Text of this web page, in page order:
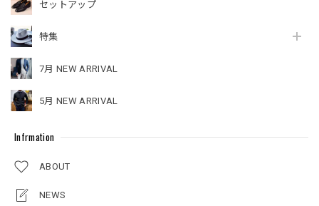
セットアップ
特集
7月 NEW ARRIVAL
5月 NEW ARRIVAL
Infrmation
ABOUT
NEWS